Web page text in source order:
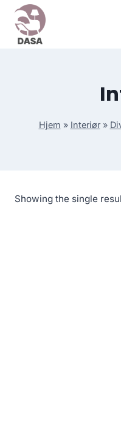
Skip
content
Hjem » Interiør»
Showing the single